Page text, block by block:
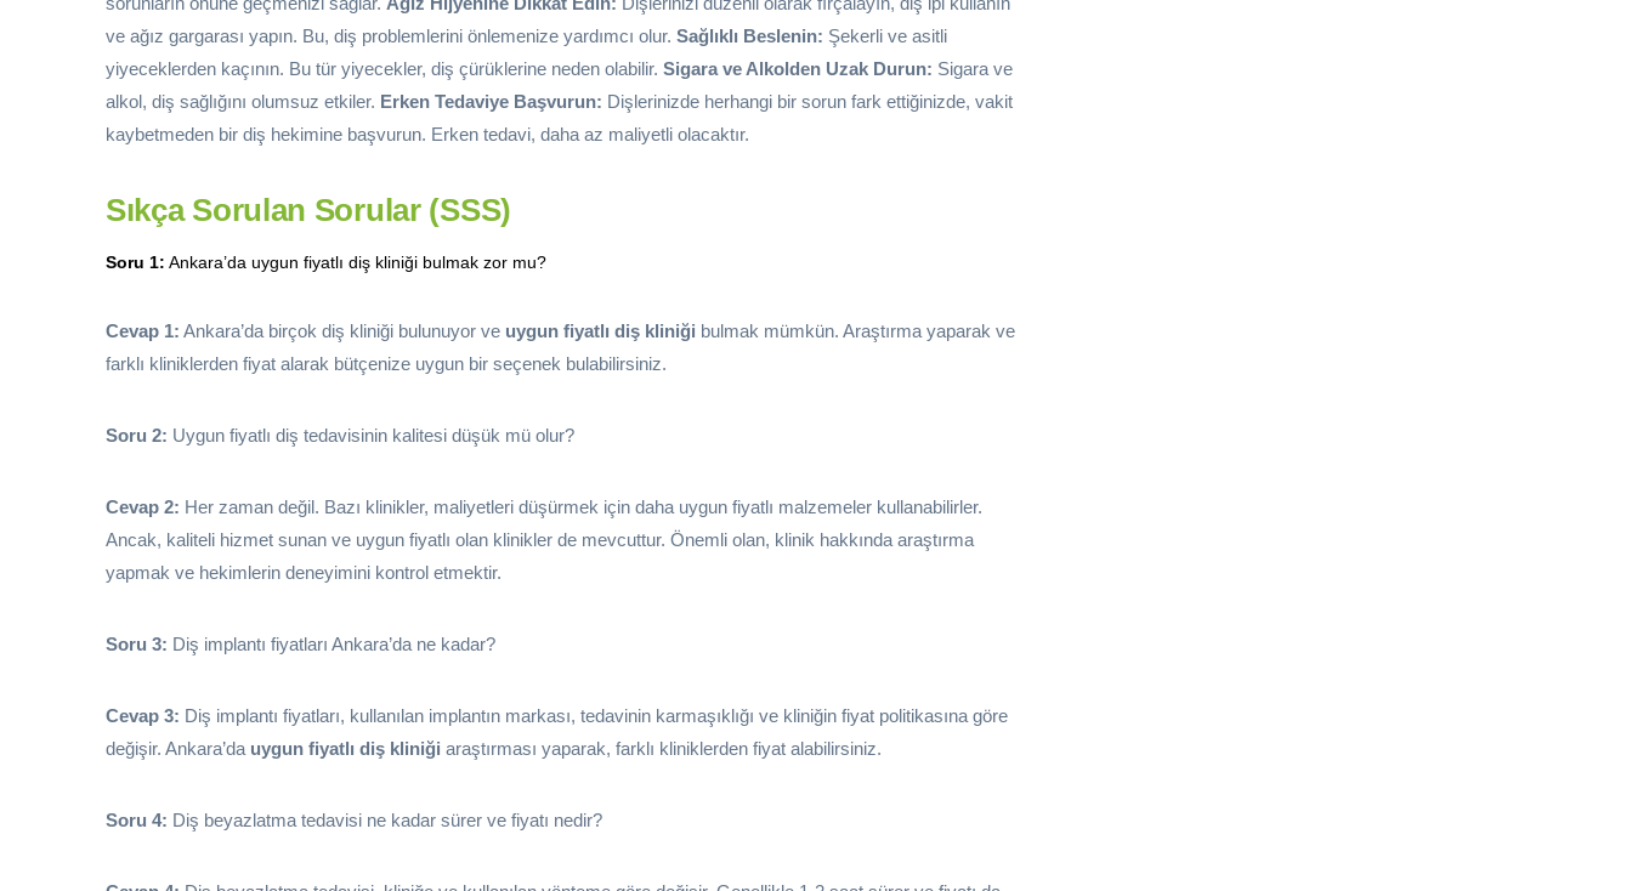
ve ağız gargarası yapın. Bu, diş problemlerini önlemenize yardımcı olur. Sağlıklı Beslenin: Şekerli ve asitli
yiyeceklerden kaçının. Bu tür yiyecekler, diş çürüklerine neden olabilir. Sigara ve Alkolden Uzak Durun: Sigara ve
alkol, diş sağlığını olumsuz etkiler. Erken Tedaviye Başvurun: Dişlerinizde herhangi bir sorun fark ettiğinizde, vakit
kaybetmeden bir diş hekimine başvurun. Erken tedavi, daha az maliyetli olacaktır.
Sıkça Sorulan Sorular (SSS)
Soru 1: Ankara’da uygun fiyatlı diş kliniği bulmak zor mu?
Cevap 1: Ankara’da birçok diş kliniği bulunuyor ve uygun fiyatlı diş kliniği bulmak mümkün. Araştırma yaparak ve
farklı kliniklerden fiyat alarak bütçenize uygun bir seçenek bulabilirsiniz.
Soru 2: Uygun fiyatlı diş tedavisinin kalitesi düşük mü olur?
Cevap 2: Her zaman değil. Bazı klinikler, maliyetleri düşürmek için daha uygun fiyatlı malzemeler kullanabilirler.
Ancak, kaliteli hizmet sunan ve uygun fiyatlı olan klinikler de mevcuttur. Önemli olan, klinik hakkında araştırma
yapmak ve hekimlerin deneyimini kontrol etmektir.
Soru 3: Diş implantı fiyatları Ankara’da ne kadar?
Cevap 3: Diş implantı fiyatları, kullanılan implantın markası, tedavinin karmaşıklığı ve kliniğin fiyat politikasına göre
değişir. Ankara’da uygun fiyatlı diş kliniği araştırması yaparak, farklı kliniklerden fiyat alabilirsiniz.
Soru 4: Diş beyazlatma tedavisi ne kadar sürer ve fiyatı nedir?